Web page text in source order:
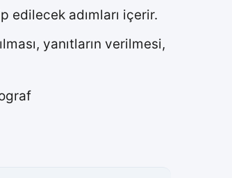
adımları içerir.
yanıtların verilmesi,